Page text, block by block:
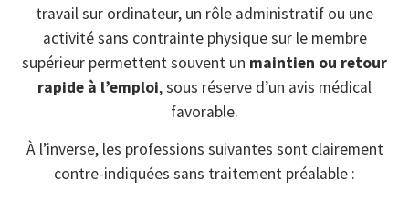
travail sur ordinateur, un rôle administratif ou une
activité sans contrainte physique sur le membre
supérieur permettent souvent un maintien ou retour
rapide à l’emploi, sous réserve d’un avis médical
favorable.
À l’inverse, les professions suivantes sont clairement
contre-indiquées sans traitement préalable :